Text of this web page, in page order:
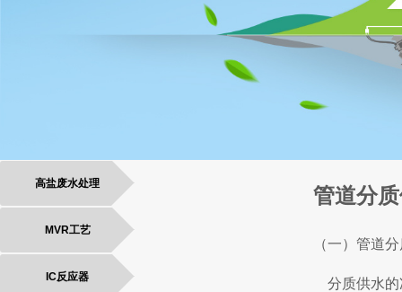
高盐废水处理
管道分
（一）管道
分质供水
MVR工艺
IC反应器